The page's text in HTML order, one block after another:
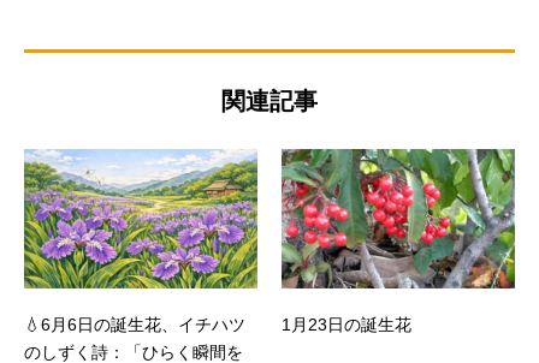
関連記事
💧6月6日の誕生花、イチハツ
のしずく詩：「ひらく瞬間を
1月23日の誕生花